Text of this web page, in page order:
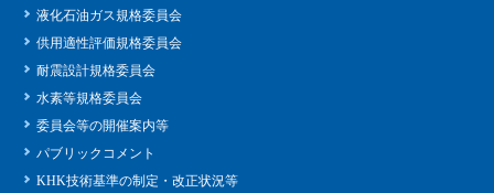
液化石油ガス規格委員会
供用適性評価規格委員会
耐震設計規格委員会
水素等規格委員会
委員会等の開催案内等
パブリックコメント
KHK技術基準の制定・改正状況等